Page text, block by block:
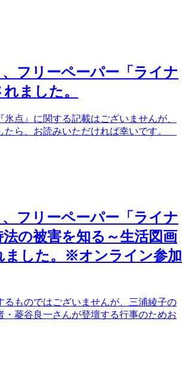
、フリーペーパー「ライナ
ました。
点』に関する記載はございませんが、
たら、お読みいただければ幸いです。
、フリーペーパー「ライナ
の被害を知る～生活図画
ました。※オンライン参加
ものではございませんが、三浦綾子の
菱谷良一さんが登壇する行事のためお